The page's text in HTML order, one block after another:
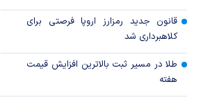
قانون جدید رمزارز اروپا فرصتی برای
کلاهبرداری شد
طلا در مسیر ثبت بالاترین افزایش قیمت
هفته